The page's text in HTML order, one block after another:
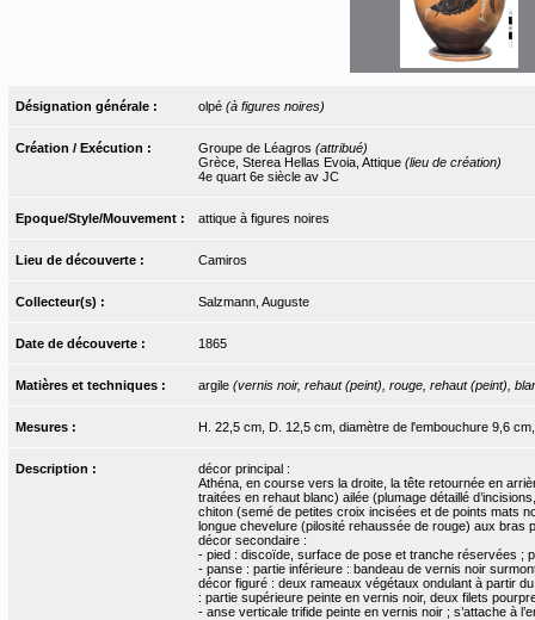
Désignation générale : olpé (à figures noires)
Création / Exécution : Groupe de Léagros (attribué)
Grèce, Sterea Hellas Evoia, Attique (lieu de création)
4e quart 6e siècle av JC
Epoque/Style/Mouvement : attique à figures noires
Lieu de découverte : Camiros
Collecteur(s) : Salzmann, Auguste
Date de découverte : 1865
Matières et techniques : argile (vernis noir, rehaut (peint), rouge, rehaut (peint),
Mesures : H. 22,5 cm, D. 12,5 cm, diamètre de l'embouchure 9,6
Description :
décor principal :
Athéna, en course vers la droite, la tête retournée en
traitées en rehaut blanc) ailée (plumage détaillé
chiton (semé de petites croix incisées et de points mats
longue chevelure (pilosité rehaussée de rouge) aux bras
décor secondaire :
- pied : discoïde, surface de pose et tranche réservées ;
- panse : partie inférieure : bandeau de vernis noir
décor figuré : deux rameaux végétaux ondulant à partir
: partie supérieure peinte en vernis noir, deux filets
- anse verticale trifide peinte en vernis noir ; s’attache à